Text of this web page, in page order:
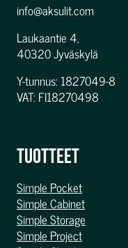
info@aksulit.com
Laukaantie 4,
40320 Jyväskylä
Y-tunnus: 1827049-8
VAT: FI18270498
TUOTTEET
Simple Pocket
Simple Cabinet
Simple Storage
Simple Project